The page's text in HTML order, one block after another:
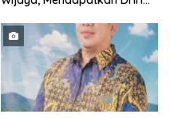
Periode